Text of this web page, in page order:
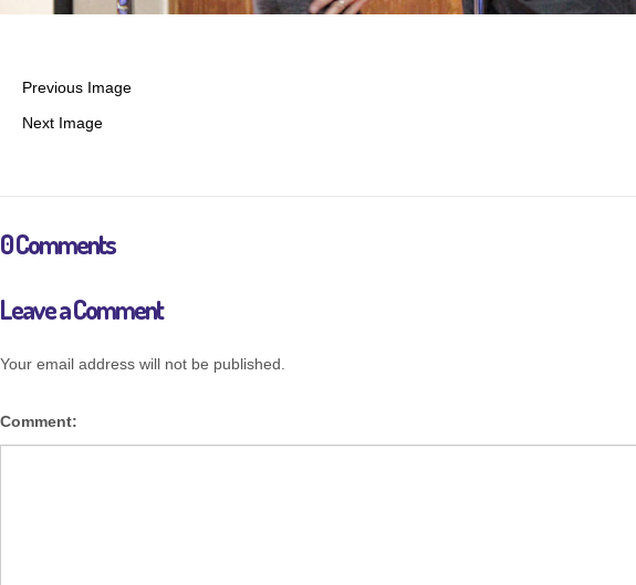
Previous Image
Next Image
0 Comments
Leave a Comment
Your email address will not be published.
Comment: